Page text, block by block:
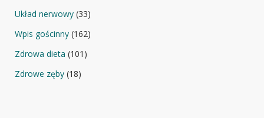
Układ nerwowy (33)
Wpis gościnny (162)
Zdrowa dieta (101)
Zdrowe zęby (18)